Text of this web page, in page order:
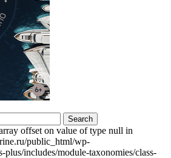
offset on value of type null in
public_html/wp-
plus/includes/module-taxonomies/class-